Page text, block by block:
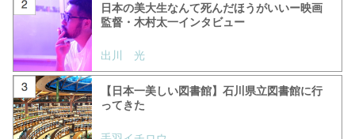
日本の美大生なんて死んだほうがいいー映画
監督・木村太一インタビュー
出川 光
【日本一美しい図書館】石川県立図書館に行
ってきた